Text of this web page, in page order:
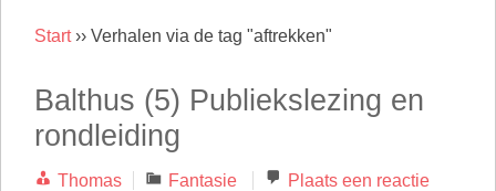
Start›› Verhalen via de tag "aftrekken"
Balthus (5) Publiekslezing en
rondleiding
Thomas Categorieën
Fantasie
Plaats een reactie